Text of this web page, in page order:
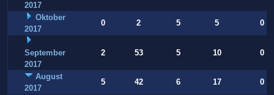
2017
Oktober
2017
0 2 5 5 0
September
2017
2 53 5 10 0
August
2017
5 42 6 17
0